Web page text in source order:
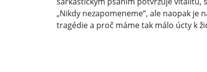
„Nikdy nezapomeneme“, ale naopak je
tragédie a proč máme tak málo úcty k